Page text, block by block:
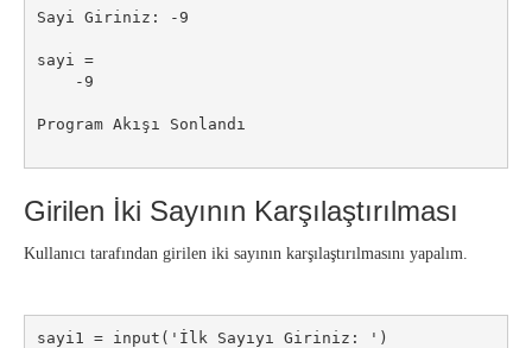
Sayi Giriniz: -9
sayi =
-9
Program Akışı Sonlandı
Girilen İki Sayının Karşılaştırılması
Kullanıcı tarafından girilen iki sayının karşılaştırılmasını yapalım.
sayi1 = input('İlk Sayıyı Giriniz: ')